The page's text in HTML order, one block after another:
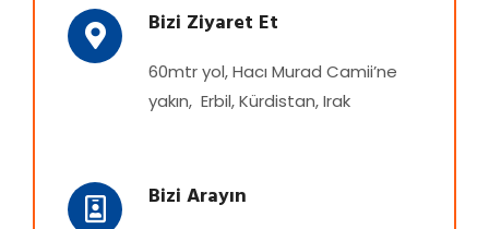
Bizi Ziyaret Et
60mtr yol, Hacı Murad Camii’ne
yakın, Erbil, Kürdistan, Irak
Bizi Arayın